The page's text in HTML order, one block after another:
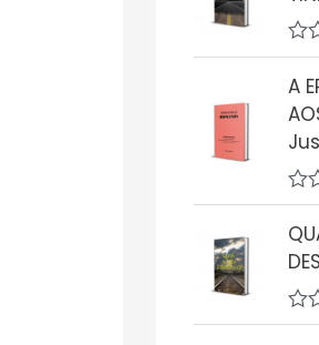
d
e
5
a
o
0
d
e
5
A
v
a
l
a
ç
ã
o
0
d
e
5
A
A
v
a
l
a
A